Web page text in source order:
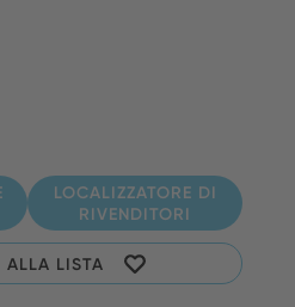
LOCALIZZATORE DI
RIVENDITORI
LISTA